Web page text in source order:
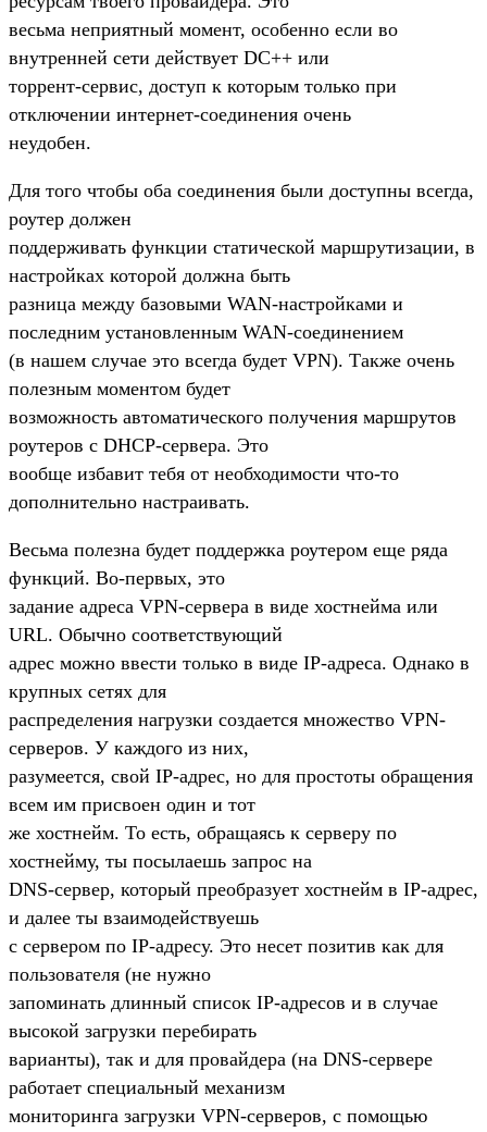
весьма неприятный момент, особенно если во
внутренней сети действует DC++ или
торрент-сервис, доступ к которым только при
отключении интернет-соединения очень
неудобен.
Для того чтобы оба соединения были доступны всегда,
роутер должен
поддерживать функции статической маршрутизации, в
настройках которой должна быть
разница между базовыми WAN-настройками и
последним установленным WAN-соединением
(в нашем случае это всегда будет VPN). Также очень
полезным моментом будет
возможность автоматического получения маршрутов
роутеров с DHCP-сервера. Это
вообще избавит тебя от необходимости что-то
дополнительно настраивать.
Весьма полезна будет поддержка роутером еще ряда
функций. Во-первых, это
задание адреса VPN-сервера в виде хостнейма или
URL. Обычно соответствующий
адрес можно ввести только в виде IP-адреса. Однако в
крупных сетях для
распределения нагрузки создается множество VPN-
серверов. У каждого из них,
разумеется, свой IP-адрес, но для простоты обращения
всем им присвоен один и тот
же хостнейм. То есть, обращаясь к серверу по
хостнейму, ты посылаешь запрос на
DNS-сервер, который преобразует хостнейм в IP-адрес,
и далее ты взаимодействуешь
с сервером по IP-адресу. Это несет позитив как для
пользователя (не нужно
запоминать длинный список IP-адресов и в случае
высокой загрузки перебирать
варианты), так и для провайдера (на DNS-сервере
работает специальный механизм
мониторинга загрузки VPN-серверов, с помощью